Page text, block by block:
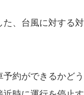
、台風に対する
約ができるかど